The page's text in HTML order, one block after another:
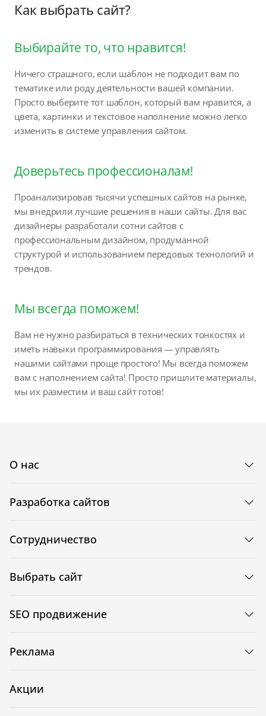
Как выбрать сайт?
Выбирайте то, что нравится!
Ничего страшного, если шаблон не подходит вам по
тематике или роду деятельности вашей компании.
Просто выберите тот шаблон, который вам нравится, а
цвета, картинки и текстовое наполнение можно легко
изменить в системе управления сайтом.
Доверьтесь профессионалам!
Проанализировав тысячи успешных сайтов на рынке,
мы внедрили лучшие решения в наши сайты. Для вас
дизайнеры разработали сотни сайтов с
профессиональным дизайном, продуманной
структурой и использованием передовых технологий и
трендов.
Мы всегда поможем!
Вам не нужно разбираться в технических тонкостях и
иметь навыки программирования — управлять
нашими сайтами проще простого! Мы всегда поможем
вам с наполнением сайта! Просто пришлите материалы,
мы их разместим и ваш сайт готов!
О нас
Разработка сайтов
Сотрудничество
Выбрать сайт
SEO продвижение
Реклама
Акции